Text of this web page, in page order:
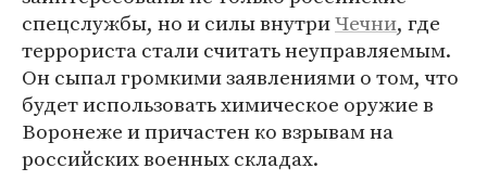
спецслужбы, но и силы внутриЧечни, где
террориста стали считать неуправляемым.
Он сыпал громкими заявлениями о том, что
будет использовать химическое оружие в
Воронеже и причастен ко взрывам на
российских военных складах.